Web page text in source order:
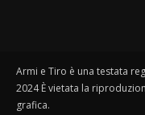
Armi e Tiro è una testata
2024 È vietata la
grafica.